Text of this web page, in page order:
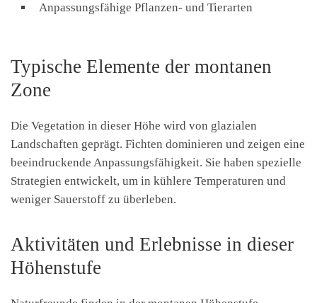
Anpassungsfähige Pflanzen- und Tierarten
Typische Elemente der montanen
Zone
Die Vegetation in dieser Höhe wird von glazialen
Landschaften geprägt. Fichten dominieren und zeigen eine
beeindruckende Anpassungsfähigkeit. Sie haben spezielle
Strategien entwickelt, um in kühlere Temperaturen und
weniger Sauerstoff zu überleben.
Aktivitäten und Erlebnisse in dieser
Höhenstufe